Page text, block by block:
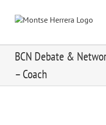
content
BCN Debate &
– Coach